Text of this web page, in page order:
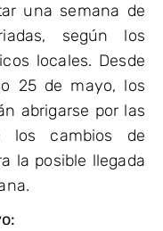
una semana de
según los
locales. Desde
25 de mayo, los
abrigarse por las
los cambios de
la posible llegada